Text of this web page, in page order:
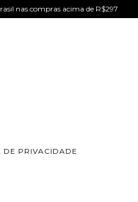
nas compras acima de R$297
DE PRIVACIDADE